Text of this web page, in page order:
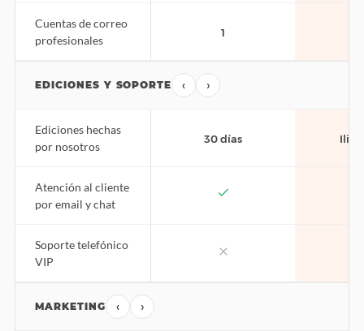
Cuentas de correo
profesionales
1
EDICIONES Y SOPORTE ‹ ›
Ediciones hechas
por nosotros
30 días
Atención al cliente
por email y chat
Soporte telefónico
VIP
MARKETING ‹ ›